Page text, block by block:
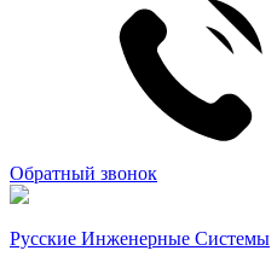
Обратный звонок
Русские Инженерные Системы